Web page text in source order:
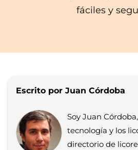
fáciles y
Escrito por Juan Córdoba
Soy Juan
tecnología y los
directorio de